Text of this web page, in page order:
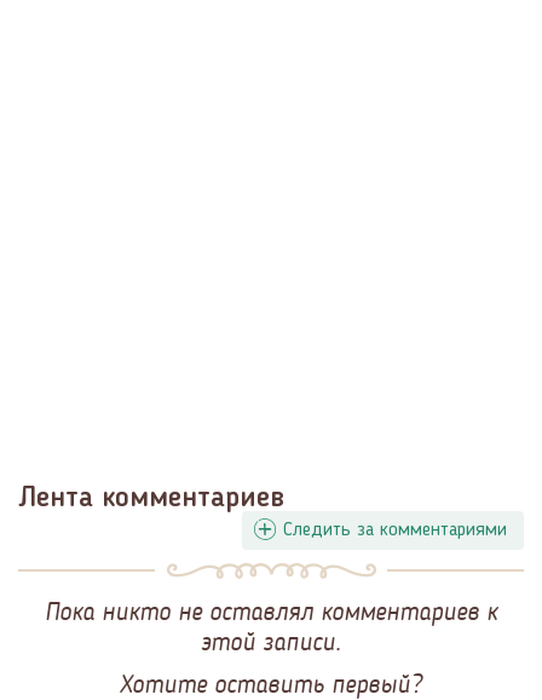
Лента комментариев
Следить за комментариями
Пока никто не оставлял комментариев к
этой записи.
Хотите оставить первый?